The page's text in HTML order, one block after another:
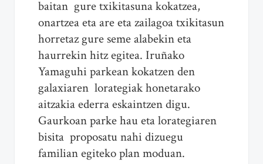
baitan gure txikitasuna kokatzea,
onartzea eta are eta zailagoa txikitasun
horretaz gure seme alabekin eta
haurrekin hitz egitea. Iruñako
Yamaguhi parkean kokatzen den
galaxiaren lorategiak honetarako
aitzakia ederra eskaintzen digu.
Gaurkoan parke hau eta lorategiaren
bisita proposatu nahi dizuegu
familian egiteko plan moduan.